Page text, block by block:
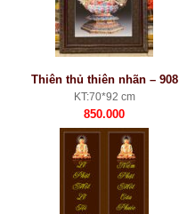
Thiên thủ thiên nhãn – 908
KT:70*92 cm
850.000